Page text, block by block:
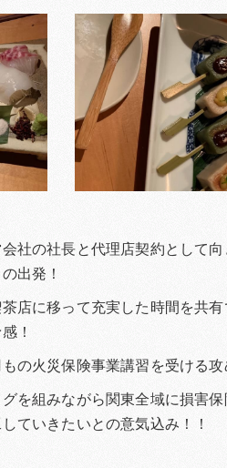
社の社長と代理店契約として
出発！
店に移って充実した時間を共
！
の火災保険事業講習を受ける
を組みながら関東全域に損害
ていきたいとの意気込み！！